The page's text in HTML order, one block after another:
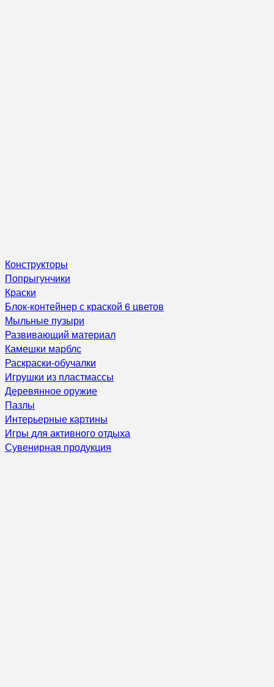
Конструкторы
Попрыгунчики
Краски
Блок-контейнер с краской 6 цветов
Мыльные пузыри
Развивающий материал
Камешки марблс
Раскраски-обучалки
Игрушки из пластмассы
Деревянное оружие
Пазлы
Интерьерные картины
Игры для активного отдыха
Сувенирная продукция